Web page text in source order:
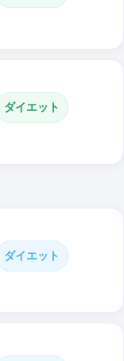
ダイエット
ダイエット